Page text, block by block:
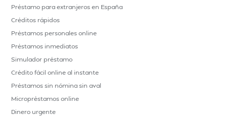
Préstamo para extranjeros en España
Créditos rápidos
Préstamos personales online
Préstamos inmediatos
Simulador préstamo
Crédito fácil online al instante
Préstamos sin nómina sin aval
Micropréstamos online
Dinero urgente